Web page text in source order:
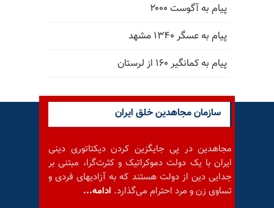
پیام به آگوست ۲۰۰۰
پیام به عسگر ۱۳۴۰ مشهد
پیام به کمانگیر ۱۶۰ از لرستان
سازمان مجاهدین خلق ایران
مجاهدین در پی جایگزین کردن دیکتاتوری دینی
ایران با یک دولت دموکراتیک و کثرت‌گرا، مبتنی بر
جدایی دین از دولت هستند که به آزادیهای فردی و
تساوی زن و مرد احترام می‌گذارد. ادامه...